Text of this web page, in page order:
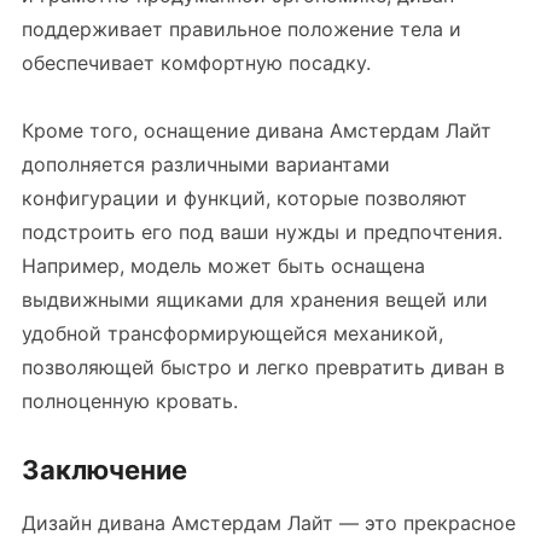
поддерживает правильное положение тела и
обеспечивает комфортную посадку.
Кроме того, оснащение дивана Амстердам Лайт
дополняется различными вариантами
конфигурации и функций, которые позволяют
подстроить его под ваши нужды и предпочтения.
Например, модель может быть оснащена
выдвижными ящиками для хранения вещей или
удобной трансформирующейся механикой,
позволяющей быстро и легко превратить диван в
полноценную кровать.
Заключение
Дизайн дивана Амстердам Лайт — это прекрасное